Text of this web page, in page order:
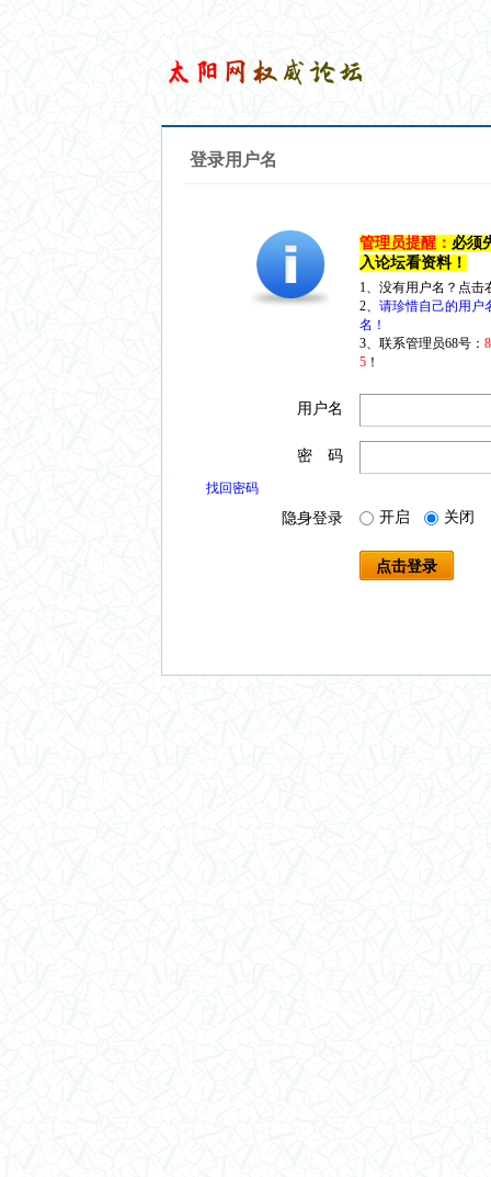
登录用户名
管理员提醒： 必须
入论坛看资料！
1、没有用户名？点
2、 请珍惜自己的用户
名！
3、联系管理员68号：
5 ！
用户名
密 码
找回密码
隐身登录 开启 关闭
点击登录